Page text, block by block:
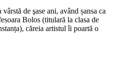
de şase ani, având șansa ca
Bolos (titulară la clasa de
căreia artistul îi poartă o